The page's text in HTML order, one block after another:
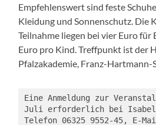
Empfehlenswert sind feste
Kleidung und Sonnenschutz. Die
Teilnahme liegen bei vier Euro für
Euro pro Kind. Treffpunkt ist der
Pfalzakademie, Franz-Hartmann-
Eine Anmeldung zur
Juli erforderlich bei Isabell